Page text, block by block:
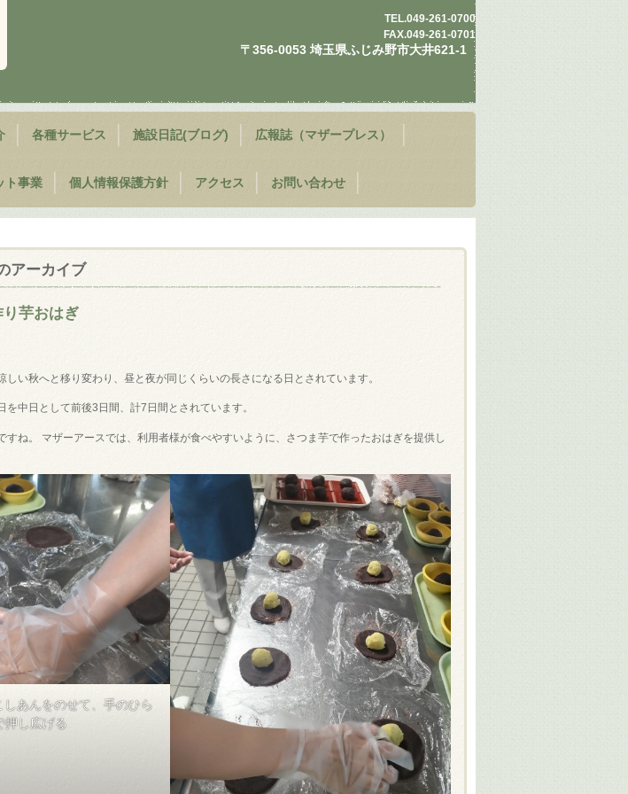
TEL.049-261-0700
FAX.049-261-0701
〒356-0053 埼玉県ふじみ野市大井621-1
各種サービス 施設日記(ブログ) 広報誌（マザープレス）
ト事業 個人情報保護方針 アクセス お問い合わせ
アーカイブ
芋おはぎ
しい秋へと移り変わり、昼と夜が同じくらいの長さになる日とされています。
を中日として前後3日間、計7日間とされています。
すね。 マザーアースでは、利用者様が食べやすいように、さつま芋で作ったおはぎを提供し
しあんをのせて、手のひら
押し広げる